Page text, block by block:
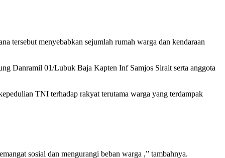
tersebut menyebabkan sejumlah rumah warga dan kendaraan
Danramil 01/Lubuk Baja Kapten Inf Samjos Sirait serta anggota
TNI terhadap rakyat terutama warga yang terdampak
sosial dan mengurangi beban warga ,” tambahnya.